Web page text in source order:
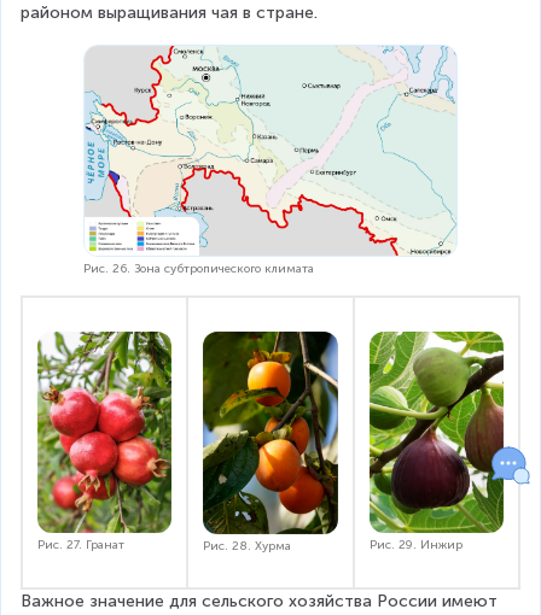
районом выращивания чая в стране.
Рис. 26. Зона субтропического климата
Рис. 27. Гранат Рис. 28. Хурма Рис. 29. Инжир
Важное значение для сельского хозяйства России имеют